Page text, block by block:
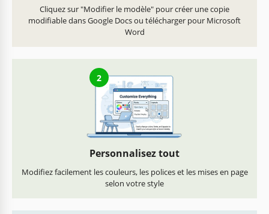
Cliquez sur "Modifier le modèle" pour créer une copie
modifiable dans Google Docs ou télécharger pour Microsoft
Word
2
Personnalisez tout
Modifiez facilement les couleurs, les polices et les mises en page
selon votre style